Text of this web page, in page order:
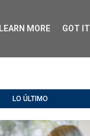
LO ÚLTIMO
LEARN MORE GOT IT